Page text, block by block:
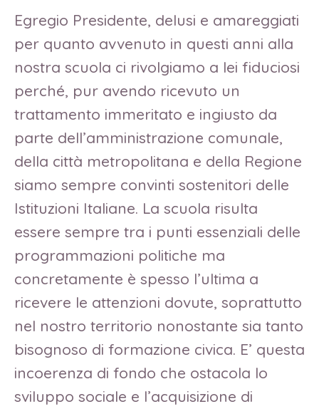
Egregio Presidente, delusi e amareggiati
per quanto avvenuto in questi anni alla
nostra scuola ci rivolgiamo a lei fiduciosi
perché, pur avendo ricevuto un
trattamento immeritato e ingiusto da
parte dell’amministrazione comunale,
della città metropolitana e della Regione
siamo sempre convinti sostenitori delle
Istituzioni Italiane. La scuola risulta
essere sempre tra i punti essenziali delle
programmazioni politiche ma
concretamente è spesso l’ultima a
ricevere le attenzioni dovute, soprattutto
nel nostro territorio nonostante sia tanto
bisognoso di formazione civica. E’ questa
incoerenza di fondo che ostacola lo
sviluppo sociale e l’acquisizione di